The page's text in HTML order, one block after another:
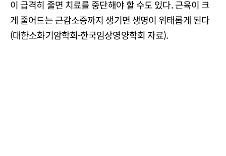
이 급격히 줄면 치료를 중단해야 할 수도 있다. 근육이 크
게 줄어드는 근감소증까지 생기면 생명이 위태롭게 된다
(대한소화기암학회-한국임상영양학회 자료).